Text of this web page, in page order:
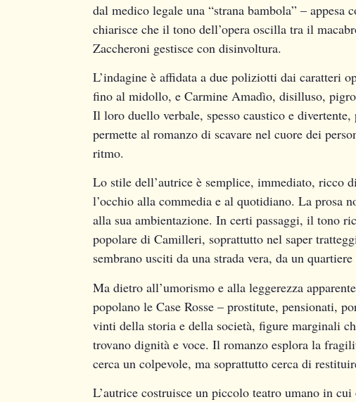
dal medico legale una “strana bambola” –
chiarisce che il tono dell’opera oscilla tra il
Zaccheroni gestisce con disinvoltura.
L’indagine è affidata a due poliziotti dai caratteri
fino al midollo, e Carmine Amadìo, disilluso,
Il loro duello verbale, spesso caustico e
permette al romanzo di scavare nel cuore dei
ritmo.
Lo stile dell’autrice è semplice, immediato, ricco
l’occhio alla commedia e al quotidiano. La prosa
alla sua ambientazione. In certi passaggi, il tono
popolare di Camilleri, soprattutto nel saper
sembrano usciti da una strada vera, da un quartiere
Ma dietro all’umorismo e alla leggerezza
popolano le Case Rosse – prostitute, pensionati,
vinti della storia e della società, figure marginali
trovano dignità e voce. Il romanzo esplora la
cerca un colpevole, ma soprattutto cerca di
L’autrice costruisce un piccolo teatro umano in